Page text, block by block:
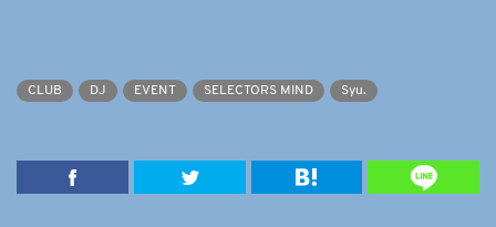
CLUB DJ EVENT SELECTORS MIND Syu.